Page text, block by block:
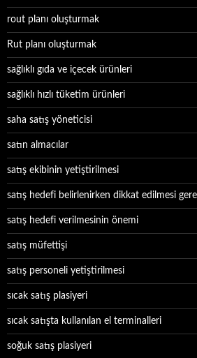
rout planı oluşturmak
Rut planı oluşturmak
sağlıklı gıda ve içecek ürünleri
sağlıklı hızlı tüketim ürünleri
saha satış yöneticisi
satın almacılar
satış ekibinin yetiştirilmesi
satış hedefi belirlenirken dikkat edilmesi
satış hedefi verilmesinin önemi
satış müfettişi
satış personeli yetiştirilmesi
sıcak satış plasiyeri
sıcak satışta kullanılan el terminalleri
soğuk satış plasiyeri